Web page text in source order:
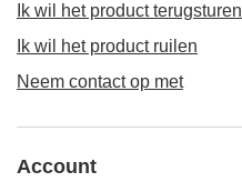
Ik wil het product terugsturen
Ik wil het product ruilen
Neem contact op met
Account